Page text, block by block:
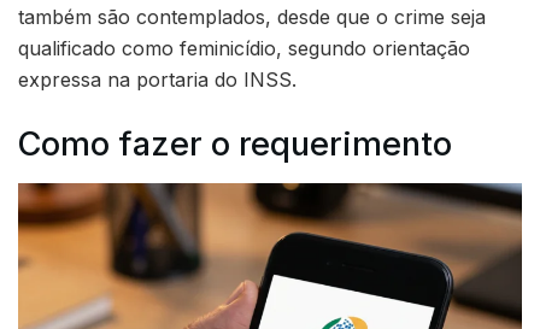
também são contemplados, desde que o crime seja
qualificado como feminicídio, segundo orientação
expressa na portaria do INSS.
Como fazer o requerimento